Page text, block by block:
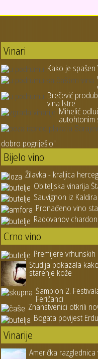
Vinari
Kako je spašen
Brečević
vina Istre
Mihelić
autohtonim
dobro pogriješio"
Bijelo vino
Žilavka - kraljica
Obiteljska vinarija
Sauvignon iz
Pronađeno vino
Radovanov
Crno vino
Premijere
Studija pokazala
starenje kože
Šampion 2.
Feričanci
Znanstvenici otkrili
Bogata povijest
Vinarije
Američka